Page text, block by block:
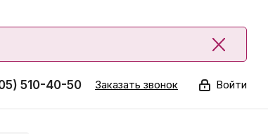
Войти
510-40-50 Заказать звонок